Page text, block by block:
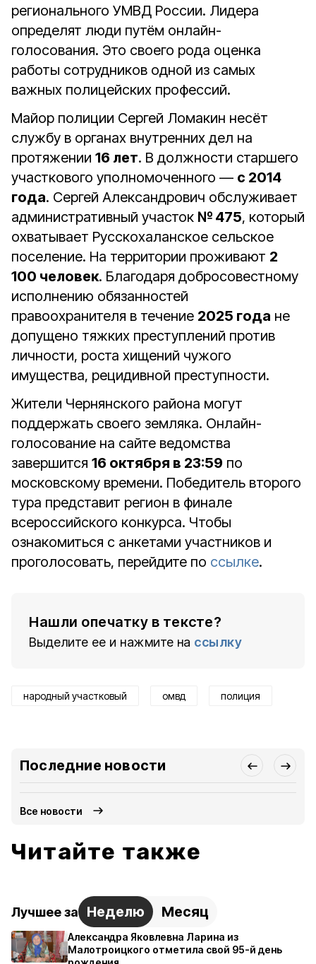
регионального УМВД России. Лидера
определят люди путём онлайн-
голосования. Это своего рода оценка
работы сотрудников одной из самых
важных полицейских профессий.
Майор полиции Сергей Ломакин несёт
службу в органах внутренних дел на
протяжении 16 лет. В должности старшего
участкового уполномоченного — с 2014
года. Сергей Александрович обслуживает
административный участок № 475, который
охватывает Русскохаланское сельское
поселение. На территории проживают 2
100 человек. Благодаря добросовестному
исполнению обязанностей
правоохранителя в течение 2025 года не
допущено тяжких преступлений против
личности, роста хищений чужого
имущества, рецидивной преступности.
Жители Чернянского района могут
поддержать своего земляка. Онлайн-
голосование на сайте ведомства
завершится 16 октября в 23:59 по
московскому времени. Победитель второго
тура представит регион в финале
всероссийского конкурса. Чтобы
ознакомиться с анкетами участников и
проголосовать, перейдите по ссылке.
Нашли опечатку в тексте?
Выделите ее и нажмите на ссылку
народный участковый омвд полиция
Последние новости
Все новости
Читайте также
Лучшее за Неделю Месяц
Александра Яковлевна Ларина из
Малотроицкого отметила свой 95-й день